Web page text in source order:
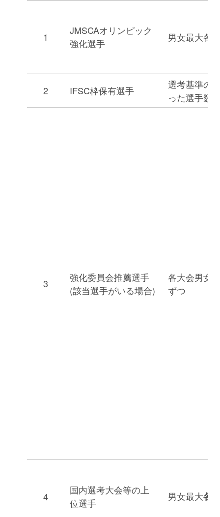
1
JMSCAオリンピック
強化選手
男女最大各6
2 IFSC枠保有選手
選考基準の
った選手数
3
強化委員会推薦選手
(該当選手がいる場合)
各大会男女
ずつ
4
国内選考大会等の上
位選手
男女最大各8